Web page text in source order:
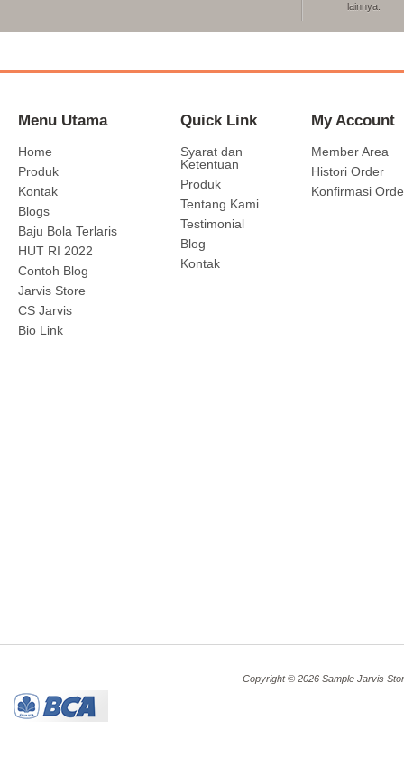
lainnya.
Menu Utama
Home
Produk
Kontak
Blogs
Baju Bola Terlaris
HUT RI 2022
Contoh Blog
Jarvis Store
CS Jarvis
Bio Link
Quick Link
Syarat dan
Ketentuan
Produk
Tentang Kami
Testimonial
Blog
Kontak
My Account
Member Area
Histori Order
Konfirmasi
Copyright © 2026 Sample Jarvis